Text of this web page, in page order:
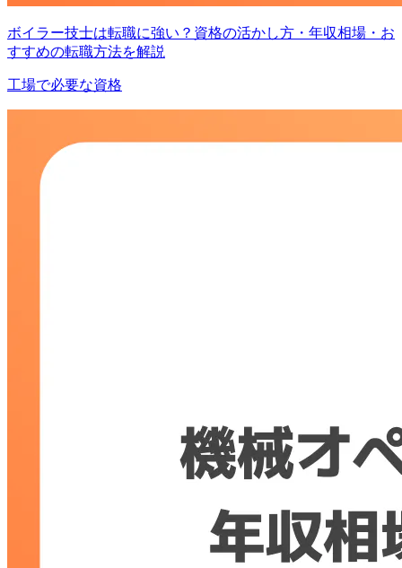
ボイラー技士は転職に強い？資格の活かし方・年収相場・お
すすめの転職方法を解説
工場で必要な資格